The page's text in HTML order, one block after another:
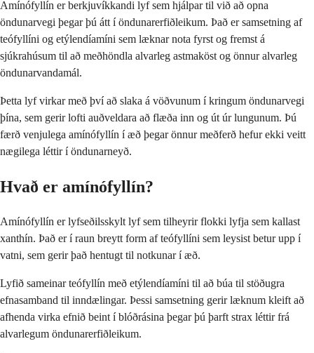
Amínófyllín er berkjuvíkkandi lyf sem hjálpar til við að opna
öndunarvegi þegar þú átt í öndunarerfiðleikum. Það er samsetning af
teófyllíni og etýlendíamíni sem læknar nota fyrst og fremst á
sjúkrahúsum til að meðhöndla alvarleg astmaköst og önnur alvarleg
öndunarvandamál.
Þetta lyf virkar með því að slaka á vöðvunum í kringum öndunarvegi
þína, sem gerir lofti auðveldara að flæða inn og út úr lungunum. Þú
færð venjulega amínófyllín í æð þegar önnur meðferð hefur ekki veitt
nægilega léttir í öndunarneyð.
Hvað er amínófyllín?
Amínófyllín er lyfseðilsskylt lyf sem tilheyrir flokki lyfja sem kallast
xanthín. Það er í raun breytt form af teófyllíni sem leysist betur upp í
vatni, sem gerir það hentugt til notkunar í æð.
Lyfið sameinar teófyllín með etýlendíamíni til að búa til stöðugra
efnasamband til inndælingar. Þessi samsetning gerir læknum kleift að
afhenda virka efnið beint í blóðrásina þegar þú þarft strax léttir frá
alvarlegum öndunarerfiðleikum.